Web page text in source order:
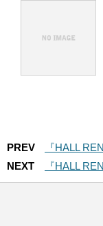
PREV
『HALL
NEXT
『HALL